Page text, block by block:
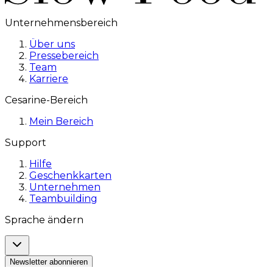
Unternehmensbereich
Über uns
Pressebereich
Team
Karriere
Cesarine-Bereich
Mein Bereich
Support
Hilfe
Geschenkkarten
Unternehmen
Teambuilding
Sprache ändern
Newsletter abonnieren